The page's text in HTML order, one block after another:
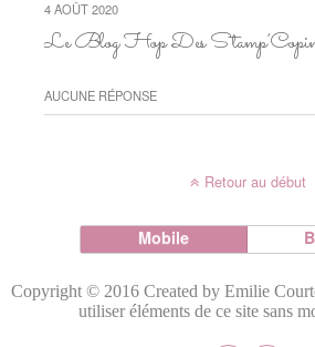
4 AOÛT 2020
Le Blog Hop Des
AUCUNE RÉPONSE
Retour au début
Mobile
Copyright © 2016 Created by Emilie
utiliser éléments de ce site sans